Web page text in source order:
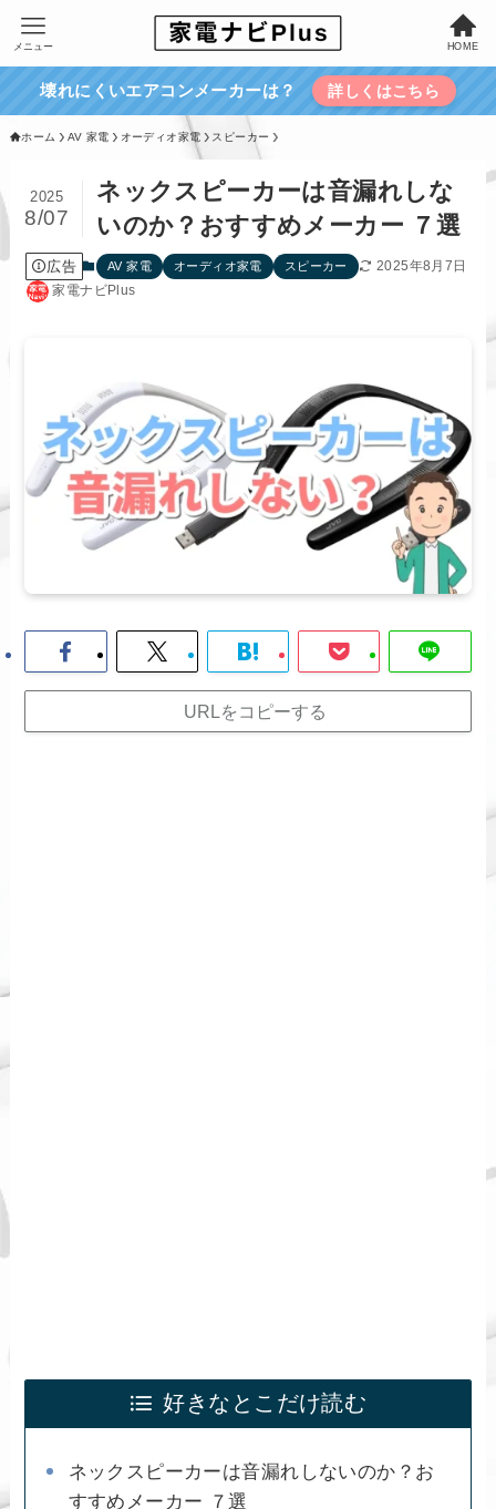
HOME
メニュー
壊れにくいエアコンメーカーは？ 詳しくはこちら
ホーム AV 家電 オーディオ家電 スピーカー
ネックスピーカーは音漏れしな
いのか？おすすめメーカー ７選
2025
8/07
広告 AV 家電 オーディオ家電 スピーカー
2025年8月7日
家電ナビPlus
URLをコピーする
好きなとこだけ読む
ネックスピーカーは音漏れしないのか？お
すすめメーカー ７選